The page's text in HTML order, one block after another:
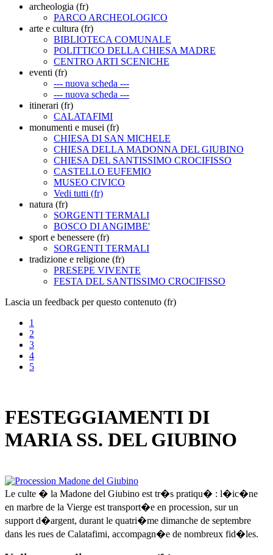
archeologia (fr)
PARCO ARCHEOLOGICO
arte e cultura (fr)
BIBLIOTECA COMUNALE
POLITTICO DELLA CHIESA MADRE
CENTRO ARTI SCENICHE
eventi (fr)
--- nuova scheda ---
--- nuova scheda ---
itinerari (fr)
CALATAFIMI
monumenti e musei (fr)
CHIESA DI SAN MICHELE
CHIESA DELLA MADONNA DEL GIUBINO
CHIESA DEL SANTISSIMO CROCIFISSO
CASTELLO EUFEMIO
MUSEO CIVICO
Vedi tutti (fr)
natura (fr)
SORGENTI TERMALI
BOSCO DI ANGIMBE'
sport e benessere (fr)
SORGENTI TERMALI
tradizione e religione (fr)
PRESEPE VIVENTE
FESTA DEL SANTISSIMO CROCIFISSO
Lascia un feedback per questo contenuto (fr)
1
2
3
4
5
FESTEGGIAMENTI DI
MARIA SS. DEL GIUBINO
Le culte � la Madone del Giubino est tr�s pratiqu� : l�ic�ne
en marbre de la Vierge est transport�e en procession, sur un
support d�argent, durant le quatri�me dimanche de septembre
dans les rues de Calatafimi, accompagn�e de nombreux fid�les.